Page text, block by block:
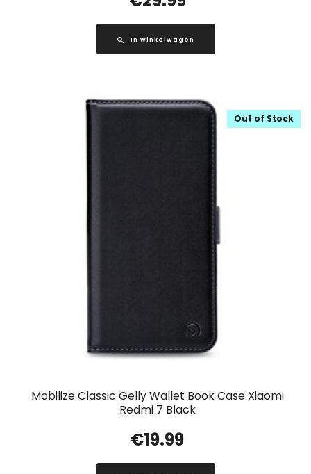
In winkelwagen
Mobilize Classic Gelly Wallet Book Case Xiaomi
Redmi 7 Black
Out of Stock
€19.99